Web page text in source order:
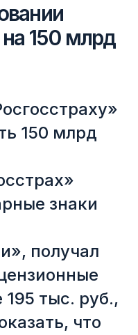
150 млрд
150 млрд
знаки
получал
тыс. руб.,
что